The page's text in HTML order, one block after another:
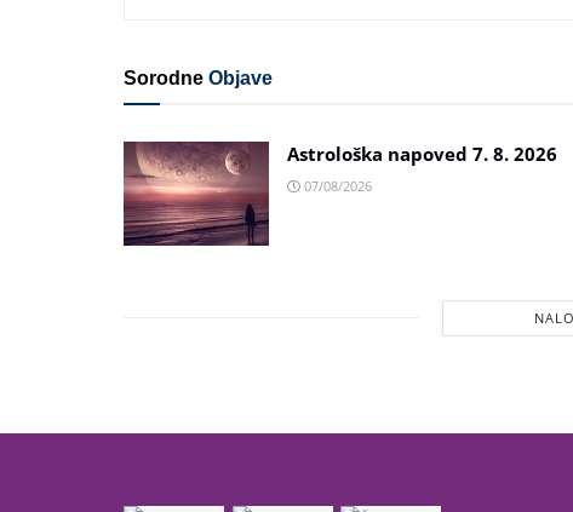
Sorodne Objave
Astrološka napoved 7. 8. 2026
07/08/2026